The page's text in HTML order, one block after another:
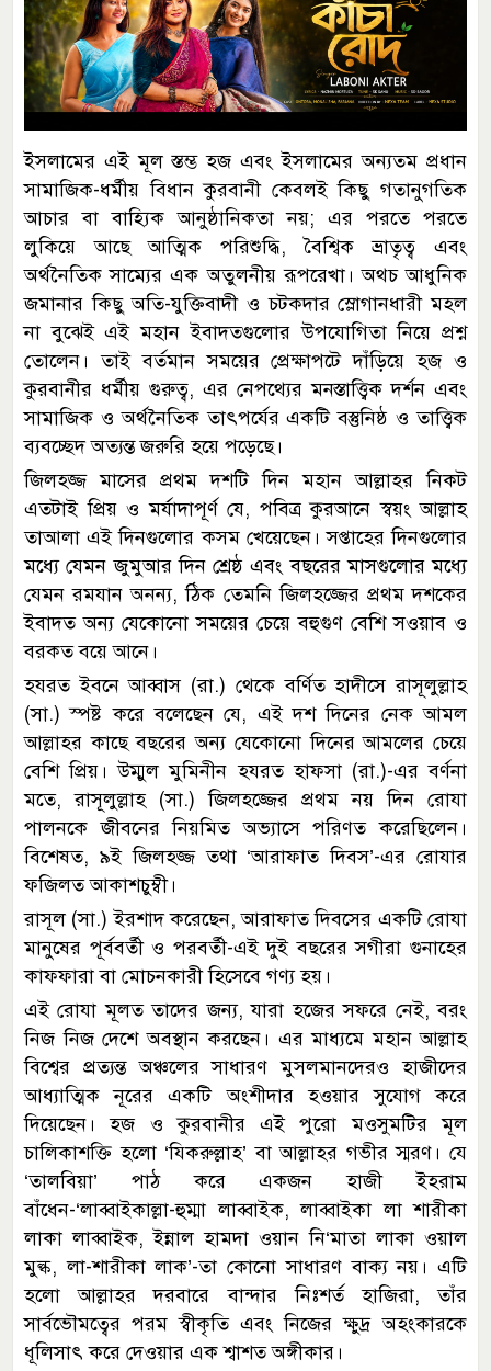
ইসলামের এই মূল স্তম্ভ হজ এবং ইসলামের অন্যতম প্রধান
সামাজিক-ধর্মীয় বিধান কুরবানী কেবলই কিছু গতানুগতিক
আচার বা বাহ্যিক আনুষ্ঠানিকতা নয়; এর পরতে পরতে
লুকিয়ে আছে আত্মিক পরিশুদ্ধি, বৈশ্বিক ভ্রাতৃত্ব এবং
অর্থনৈতিক সাম্যের এক অতুলনীয় রূপরেখা। অথচ আধুনিক
জমানার কিছু অতি-যুক্তিবাদী ও চটকদার স্লোগানধারী মহল
না বুঝেই এই মহান ইবাদতগুলোর উপযোগিতা নিয়ে প্রশ্ন
তোলেন। তাই বর্তমান সময়ের প্রেক্ষাপটে দাঁড়িয়ে হজ ও
কুরবানীর ধর্মীয় গুরুত্ব, এর নেপথ্যের মনস্তাত্ত্বিক দর্শন এবং
সামাজিক ও অর্থনৈতিক তাৎপর্যের একটি বস্তুনিষ্ঠ ও তাত্ত্বিক
ব্যবচ্ছেদ অত্যন্ত জরুরি হয়ে পড়েছে।
জিলহজ্জ মাসের প্রথম দশটি দিন মহান আল্লাহর নিকট
এতটাই প্রিয় ও মর্যাদাপূর্ণ যে, পবিত্র কুরআনে স্বয়ং আল্লাহ
তাআলা এই দিনগুলোর কসম খেয়েছেন। সপ্তাহের দিনগুলোর
মধ্যে যেমন জুমুআর দিন শ্রেষ্ঠ এবং বছরের মাসগুলোর মধ্যে
যেমন রমযান অনন্য, ঠিক তেমনি জিলহজ্জের প্রথম দশকের
ইবাদত অন্য যেকোনো সময়ের চেয়ে বহুগুণ বেশি সওয়াব ও
বরকত বয়ে আনে।
হযরত ইবনে আব্বাস (রা.) থেকে বর্ণিত হাদীসে রাসূলুল্লাহ
(সা.) স্পষ্ট করে বলেছেন যে, এই দশ দিনের নেক আমল
আল্লাহর কাছে বছরের অন্য যেকোনো দিনের আমলের চেয়ে
বেশি প্রিয়। উম্মুল মুমিনীন হযরত হাফসা (রা.)-এর বর্ণনা
মতে, রাসূলুল্লাহ (সা.) জিলহজ্জের প্রথম নয় দিন রোযা
পালনকে জীবনের নিয়মিত অভ্যাসে পরিণত করেছিলেন।
বিশেষত, ৯ই জিলহজ্জ তথা ‘আরাফাত দিবস’-এর রোযার
ফজিলত আকাশচুম্বী।
রাসূল (সা.) ইরশাদ করেছেন, আরাফাত দিবসের একটি রোযা
মানুষের পূর্ববর্তী ও পরবর্তী-এই দুই বছরের সগীরা গুনাহের
কাফফারা বা মোচনকারী হিসেবে গণ্য হয়।
এই রোযা মূলত তাদের জন্য, যারা হজের সফরে নেই, বরং
নিজ নিজ দেশে অবস্থান করছেন। এর মাধ্যমে মহান আল্লাহ
বিশ্বের প্রত্যন্ত অঞ্চলের সাধারণ মুসলমানদেরও হাজীদের
আধ্যাত্মিক নূরের একটি অংশীদার হওয়ার সুযোগ করে
দিয়েছেন। হজ ও কুরবানীর এই পুরো মওসুমটির মূল
চালিকাশক্তি হলো ‘যিকরুল্লাহ’ বা আল্লাহর গভীর স্মরণ। যে
‘তালবিয়া’ পাঠ করে একজন হাজী ইহরাম
বাঁধেন-‘লাব্বাইকাল্লা-হুম্মা লাব্বাইক, লাব্বাইকা লা শারীকা
লাকা লাব্বাইক, ইন্নাল হামদা ওয়ান নি‘মাতা লাকা ওয়াল
মুল্ক, লা-শারীকা লাক’-তা কোনো সাধারণ বাক্য নয়। এটি
হলো আল্লাহর দরবারে বান্দার নিঃশর্ত হাজিরা, তাঁর
সার্বভৌমত্বের পরম স্বীকৃতি এবং নিজের ক্ষুদ্র অহংকারকে
ধূলিসাৎ করে দেওয়ার এক শ্বাশত অঙ্গীকার।